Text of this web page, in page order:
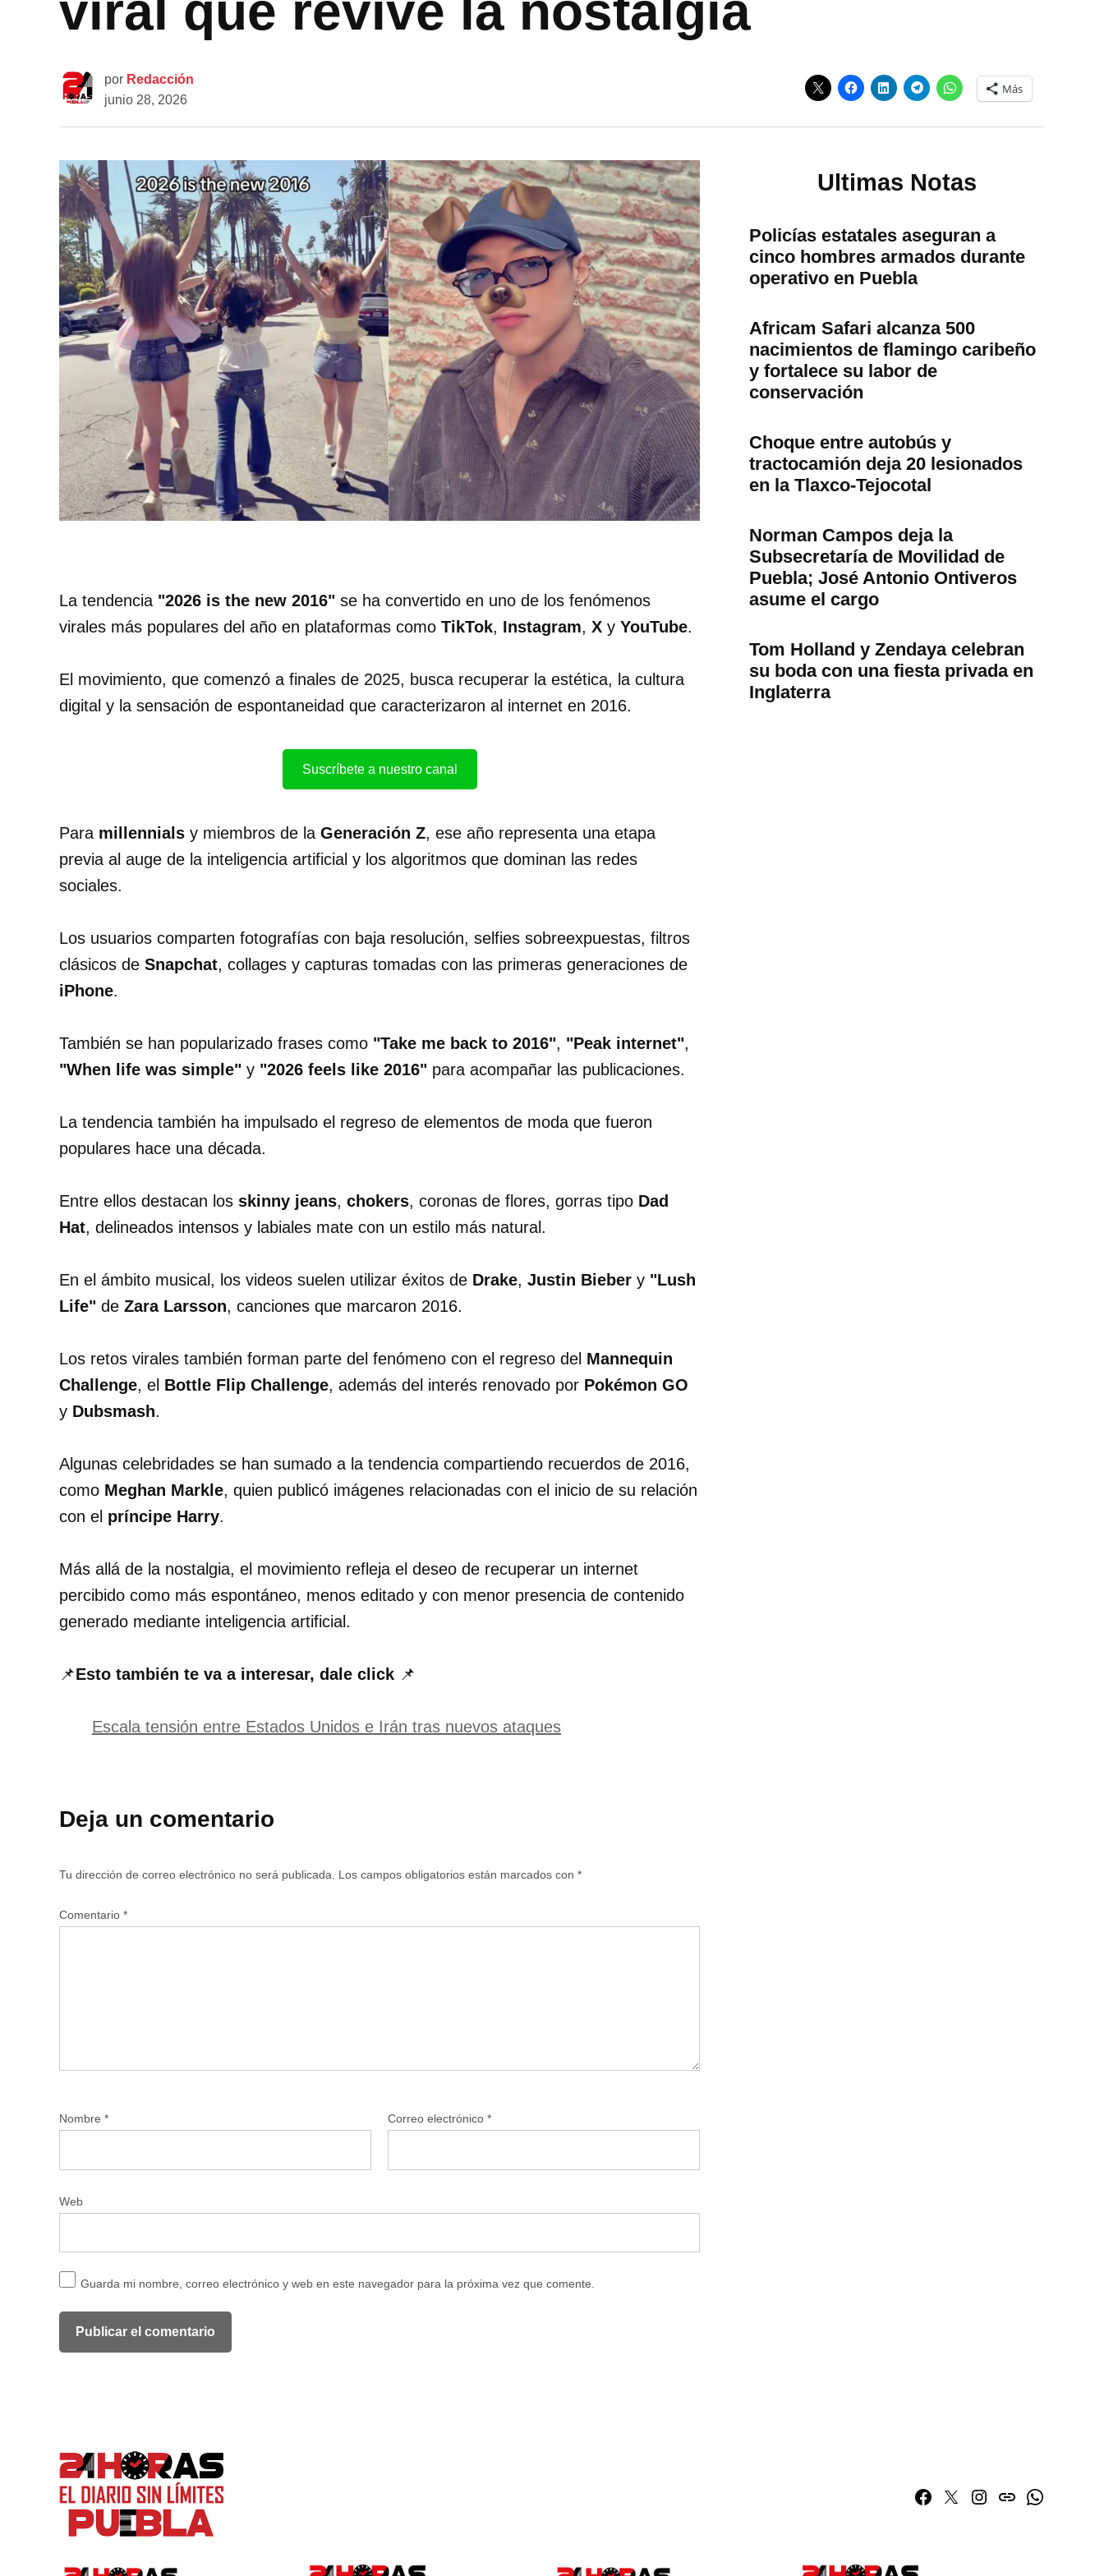
por Redacción
junio 28, 2026
Más
La tendencia "2026 is the new 2016" se ha convertido en uno de los fenómenos
virales más populares del año en plataformas como TikTok, Instagram, X y YouTube.
El movimiento, que comenzó a finales de 2025, busca recuperar la estética, la cultura
digital y la sensación de espontaneidad que caracterizaron al internet en 2016.
Suscríbete a nuestro canal
Para millennials y miembros de la Generación Z, ese año representa una etapa
previa al auge de la inteligencia artificial y los algoritmos que dominan las redes
sociales.
Los usuarios comparten fotografías con baja resolución, selfies sobreexpuestas, filtros
clásicos de Snapchat, collages y capturas tomadas con las primeras generaciones de
iPhone.
También se han popularizado frases como "Take me back to 2016", "Peak internet",
"When life was simple" y "2026 feels like 2016" para acompañar las publicaciones.
La tendencia también ha impulsado el regreso de elementos de moda que fueron
populares hace una década.
Entre ellos destacan los skinny jeans, chokers, coronas de flores, gorras tipo Dad
Hat, delineados intensos y labiales mate con un estilo más natural.
En el ámbito musical, los videos suelen utilizar éxitos de Drake, Justin Bieber y "Lush
Life" de Zara Larsson, canciones que marcaron 2016.
Los retos virales también forman parte del fenómeno con el regreso del Mannequin
Challenge, el Bottle Flip Challenge, además del interés renovado por Pokémon GO
y Dubsmash.
Algunas celebridades se han sumado a la tendencia compartiendo recuerdos de 2016,
como Meghan Markle, quien publicó imágenes relacionadas con el inicio de su relación
con el príncipe Harry.
Más allá de la nostalgia, el movimiento refleja el deseo de recuperar un internet
percibido como más espontáneo, menos editado y con menor presencia de contenido
generado mediante inteligencia artificial.
📌Esto también te va a interesar, dale click 📌
Escala tensión entre Estados Unidos e Irán tras nuevos ataques
Deja un comentario
Tu dirección de correo electrónico no será publicada. Los campos obligatorios están marcados con *
Comentario *
Nombre * Correo electrónico *
Web
Guarda mi nombre, correo electrónico y web en este navegador para la próxima vez que comente.
Ultimas Notas
Policías estatales aseguran a
cinco hombres armados durante
operativo en Puebla
Africam Safari alcanza 500
nacimientos de flamingo caribeño
y fortalece su labor de
conservación
Choque entre autobús y
tractocamión deja 20 lesionados
en la Tlaxco-Tejocotal
Norman Campos deja la
Subsecretaría de Movilidad de
Puebla; José Antonio Ontiveros
asume el cargo
Tom Holland y Zendaya celebran
su boda con una fiesta privada en
Inglaterra
Facebook
TwitterInstagram
issuuWhatsapp